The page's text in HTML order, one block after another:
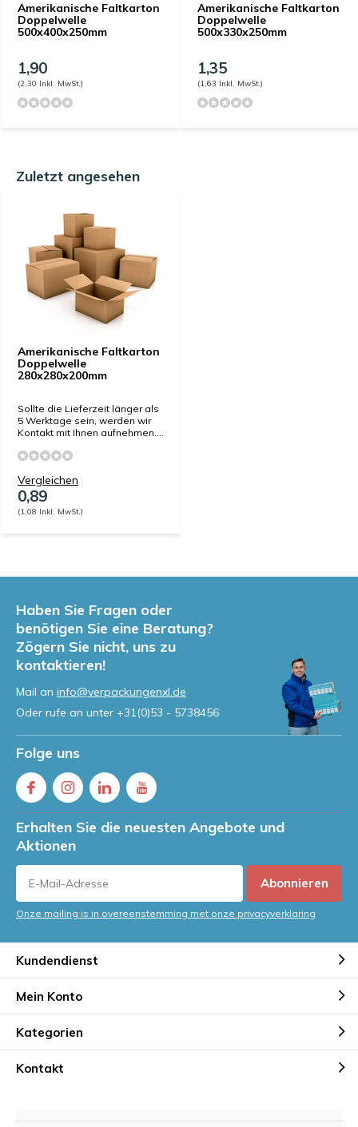
Amerikanische Faltkarton
Doppelwelle
500x400x250mm
1,90
(2,30 Inkl. MwSt.)
Amerikanische Faltkarton
Doppelwelle
500x330x250mm
1,35
(1,63 Inkl. MwSt.)
Zuletzt angesehen
Amerikanische Faltkarton
Doppelwelle
280x280x200mm
Sollte die Lieferzeit länger als
5 Werktage sein, werden wir
Kontakt mit Ihnen aufnehmen....
Vergleichen
0,89
(1,08 Inkl. MwSt.)
Haben Sie Fragen oder
benötigen Sie eine Beratung?
Zögern Sie nicht, uns zu
kontaktieren!
Mail an info@verpackungenxl.de
Oder rufe an unter +31(0)53 - 5738456
Folge uns
Erhalten Sie die neuesten Angebote und
Aktionen
Abonnieren
Onze mailing is in overeenstemming met onze privacyverklaring
Kundendienst
Mein Konto
Kategorien
Kontakt